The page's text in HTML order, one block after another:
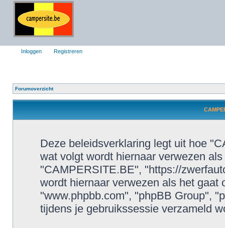
Inloggen Registreren
Forumoverzicht
Deze beleidsverklaring legt uit hoe
wat volgt wordt hiernaar verwezen
"CAMPERSITE.BE", "https://
wordt hiernaar verwezen als het
"www.phpbb.com", "phpBB Group",
tijdens je gebruikssessie verzameld